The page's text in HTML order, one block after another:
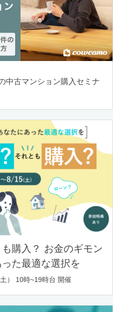
中古マンション購入セミナ
購入？ お金のギモン
た最適な選択を
） 10時~19時台 開催